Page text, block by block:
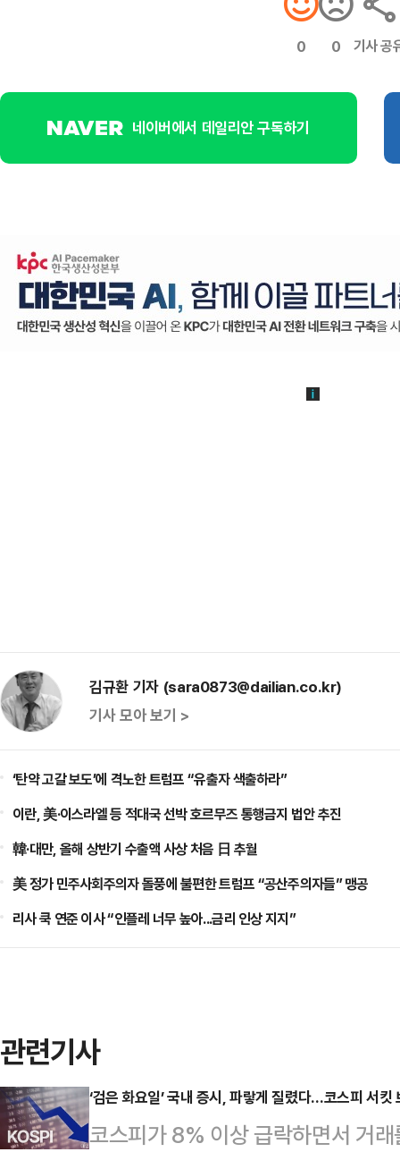
0 0 기사 공
네이버에서 데일리안 구독하기
김규환 기자 (sara0873@dailian.co.kr)
기사 모아 보기 >
‘탄약 고갈 보도’에 격노한 트럼프 “유출자 색출하라”
이란, 美·이스라엘 등 적대국 선박 호르무즈 통행금지 법안 추진
韓·대만, 올해 상반기 수출액 사상 처음 日 추월
美 정가 민주사회주의자 돌풍에 불편한 트럼프 “공산주의자들” 맹공
리사 쿡 연준 이사 “인플레 너무 높아...금리 인상 지지”
관련기사
‘검은 화요일’ 국내 증시, 파랗게 질렸다…코스피 서킷
코스피가 8% 이상 급락하면서 거래